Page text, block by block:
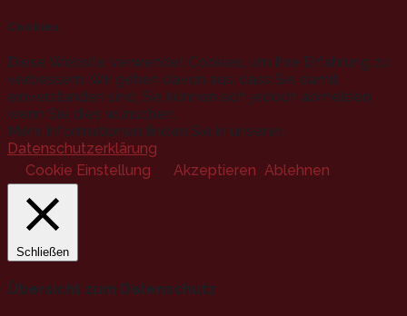
Cookies
Diese Website verwendet Cookies, um Ihre Erfahrung zu
verbessern. Wir gehen davon aus, dass Sie damit
einverstanden sind, Sie können sich jedoch abmelden,
wenn Sie dies wünschen.
Mehr Informationen finden Sie in unseren
Datenschutzerklärung.
Cookie Einstellung
Akzeptieren Ablehnen
Schließen
Übersicht zum Datenschutz